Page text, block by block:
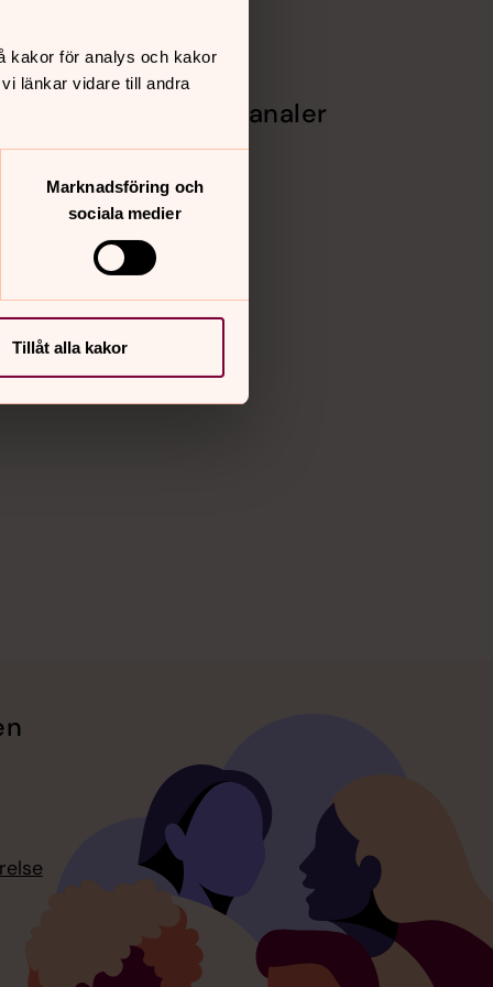
kakor för analys och kakor
länkar vidare till andra
Marknadsföring och
sociala medier
Tillåt alla kakor
Sociala kanaler
Facebook
Instagram
Youtube
Vimeo